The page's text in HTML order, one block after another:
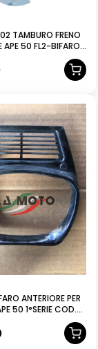
TAMBURO FRENO
APE 50 FL2-BIFARO-
ANTERIORE PER
50 1°SERIE COD.